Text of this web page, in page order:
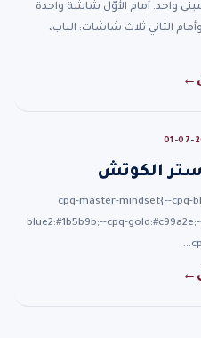
واحد. أمام الأوّل شاشةٌ واحدة
الثاني ثلاث شاشات: الباب،
←
الكوتش
#cpq-master-mindset{--cpq-
blue2:#1b5b9b;--cpq-
←